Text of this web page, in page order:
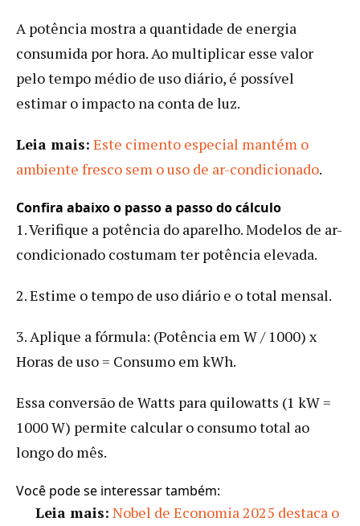
A potência mostra a quantidade de energia
consumida por hora. Ao multiplicar esse valor
pelo tempo médio de uso diário, é possível
estimar o impacto na conta de luz.
Leia mais: Este cimento especial mantém o
ambiente fresco sem o uso de ar-condicionado.
Confira abaixo o passo a passo do cálculo
1. Verifique a potência do aparelho. Modelos de ar-
condicionado costumam ter potência elevada.
2. Estime o tempo de uso diário e o total mensal.
3. Aplique a fórmula: (Potência em W / 1000) x
Horas de uso = Consumo em kWh.
Essa conversão de Watts para quilowatts (1 kW =
1000 W) permite calcular o consumo total ao
longo do mês.
Você pode se interessar também:
Leia mais: Nobel de Economia 2025 destaca o